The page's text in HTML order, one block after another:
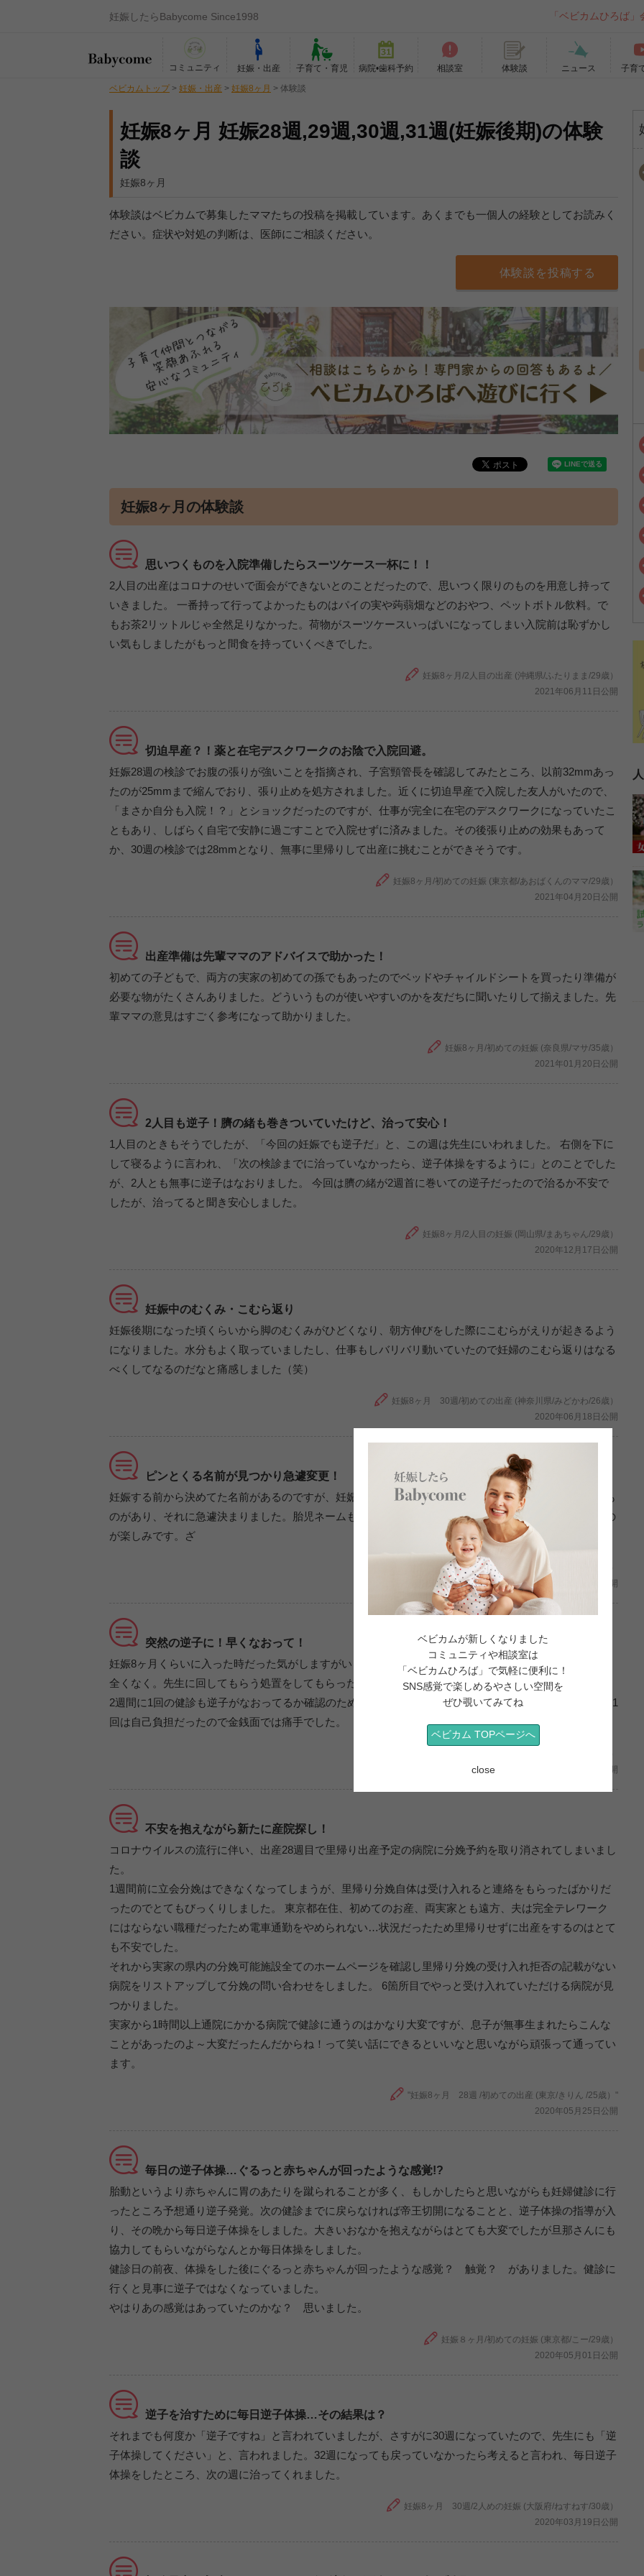
妊娠したらBabycome Since1998 「ベビカムひろば」
コミュニティ 妊娠・出産 子育て・育児 病院•歯科予約 相談室 体験談 ニュース
子育
ベビカムトップ > 妊娠・出産 > 妊娠8ヶ月 > 体験談
妊娠8ヶ月 妊娠28週,29週,30週,31週(妊娠後期)の体験
談
妊娠8ヶ月
体験談はベビカムで募集したママたちの投稿を掲載しています。あくまでも一個人の経験としてお読みく
ださい。症状や対処の判断は、医師にご相談ください。
体験談を投稿する
妊娠8ヶ月の体験談
思いつくものを入院準備したらスーツケース一杯に！！
2人目の出産はコロナのせいで面会ができないとのことだったので、思いつく限りのものを用意し持って
いきました。 一番持って行ってよかったものはパイの実や蒟蒻畑などのおやつ、ペットボトル飲料。で
もお茶2リットルじゃ全然足りなかった。荷物がスーツケースいっぱいになってしまい入院前は恥ずかし
い気もしましたがもっと間食を持っていくべきでした。
妊娠8ヶ月/2人目の出産 (沖縄県/ふたりまま/29歳）
2021年06月11日公開
切迫早産？！薬と在宅デスクワークのお陰で入院回避。
妊娠28週の検診でお腹の張りが強いことを指摘され、子宮頸管長を確認してみたところ、以前32mmあっ
たのが25mmまで縮んでおり、張り止めを処方されました。近くに切迫早産で入院した友人がいたので、
「まさか自分も入院！？」とショックだったのですが、仕事が完全に在宅のデスクワークになっていたこ
ともあり、しばらく自宅で安静に過ごすことで入院せずに済みました。その後張り止めの効果もあって
か、30週の検診では28mmとなり、無事に里帰りして出産に挑むことができそうです。
妊娠8ヶ月/初めての妊娠 (東京都/あおばくんのママ/29歳）
2021年04月20日公開
出産準備は先輩ママのアドバイスで助かった！
初めての子どもで、両方の実家の初めての孫でもあったのでベッドやチャイルドシートを買ったり準備が
必要な物がたくさんありました。どういうものが使いやすいのかを友だちに聞いたりして揃えました。先
輩ママの意見はすごく参考になって助かりました。
妊娠8ヶ月/初めての妊娠 (奈良県/マサ/35歳）
2021年01月20日公開
2人目も逆子！臍の緒も巻きついていたけど、治って安心！
1人目のときもそうでしたが、「今回の妊娠でも逆子だ」と、この週は先生にいわれました。 右側を下に
して寝るように言われ、「次の検診までに治っていなかったら、逆子体操をするように」とのことでした
が、2人とも無事に逆子はなおりました。 今回は臍の緒が2週首に巻いての逆子だったので治るか不安で
したが、治ってると聞き安心しました。
妊娠8ヶ月/2人目の妊娠 (岡山県/まあちゃん/29歳）
2020年12月17日公開
妊娠中のむくみ・こむら返り
妊娠後期になった頃くらいから脚のむくみがひどくなり、朝方伸びをした際にこむらがえりが起きるよう
になりました。水分もよく取っていましたし、仕事もしバリバリ動いていたので妊婦のこむら返りはなる
べくしてなるのだなと痛感しました（笑）
妊娠8ヶ月 30週/初めての出産 (神奈川県/みどかわ/26歳）
2020年06月18日公開
ピンとくる名前が見つかり急遽変更！
妊娠する前から決めてた名前があるのですが、妊娠中夫と遊びに行った時に、お店の名前でピンとくるも
のがあり、それに急遽決まりました。胎児ネームもそれで呼んでいます。顔をみて名前を呼んであげるの
が楽しみです。ざ
妊娠8ヶ月/初めての出産 (山口県/みきななななな /29歳）
2020年06月13日公開
突然の逆子に！早くなおって！
妊娠8ヶ月くらいに入った時だった気がしますがいきなり逆子に･･･ 逆子体操をしたりしても戻る気配は
全くなく。先生に回してもらう処置をしてもらったのですがこちらも効果なく･･･ 。
2週間に1回の健診も逆子がなおってるか確認のため1週間に1回に。エコーが見れるのは嬉しいけど2回に1
回は自己負担だったので金銭面では痛手でした。
2020年06月11日公開
不安を抱えながら新たに産院探し！
コロナウイルスの流行に伴い、出産28週目で里帰り出産予定の病院に分娩予約を取り消されてしまいまし
た。
1週間前に立会分娩はできなくなってしまうが、里帰り分娩自体は受け入れると連絡をもらったばかりだ
ったのでとてもびっくりしました。 東京都在住、初めてのお産、両実家とも遠方、夫は完全テレワーク
にはならない職種だったため電車通勤をやめられない…状況だったため里帰りせずに出産をするのはとて
も不安でした。
それから実家の県内の分娩可能施設全てのホームページを確認し里帰り分娩の受け入れ拒否の記載がない
病院をリストアップして分娩の問い合わせをしました。 6箇所目でやっと受け入れていただける病院が見
つかりました。
実家から1時間以上通院にかかる病院で健診に通うのはかなり大変ですが、息子が無事生まれたらこんな
ことがあったのよ～大変だったんだからね！って笑い話にできるといいなと思いながら頑張って通ってい
ます。
"妊娠8ヶ月 28週 /初めての出産 (東京/きりん /25歳）"
2020年05月25日公開
毎日の逆子体操…ぐるっと赤ちゃんが回ったような感覚!?
胎動というより赤ちゃんに胃のあたりを蹴られることが多く、もしかしたらと思いながらも妊婦健診に行
ったところ予想通り逆子発覚。次の健診までに戻らなければ帝王切開になることと、逆子体操の指導が入
り、その晩から毎日逆子体操をしました。大きいおなかを抱えながらはとても大変でしたが旦那さんにも
協力してもらいながらなんとか毎日体操をしました。
健診日の前夜、体操をした後にぐるっと赤ちゃんが回ったような感覚？ 触覚？ がありました。健診に
行くと見事に逆子ではなくなっていました。
やはりあの感覚はあっていたのかな？ 思いました。
妊娠８ヶ月/初めての妊娠 (東京都/こー/29歳）
2020年05月01日公開
逆子を治すために毎日逆子体操…その結果は？
それまでも何度か「逆子ですね」と言われていましたが、さすがに30週になっていたので、先生にも「逆
子体操してください」と、言われました。32週になっても戻っていなかったら考えると言われ、毎日逆子
体操をしたところ、次の週に治ってくれました。
妊娠8ヶ月 30週/2人めの妊娠 (大阪府/ねすねす/30歳）
2020年03月19日公開
ベビカムが新しくなりました
コミュニティや相談室は
「ベビカムひろば」で気軽に便利に！
SNS感覚で楽しめるやさしい空間を
ぜひ覗いてみてね
ベビカム TOPページへ
close